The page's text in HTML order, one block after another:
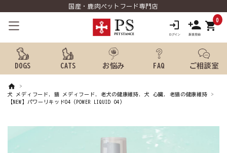
国産・鹿肉ペットフード専門店
shopping_cart0
DOGS CATS お悩み FAQ ご相談室
search
犬 メディフード, 猫 メディフード, 老犬の健康維持, 犬 心臓, 老猫の健康維持
【NEW】パワーリキッドO4（POWER LIQUID O4）